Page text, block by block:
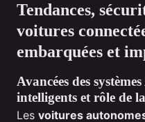
Tendances,
voitures
embarquées et
Avancées des
intelligents et rôle de
Les voitures